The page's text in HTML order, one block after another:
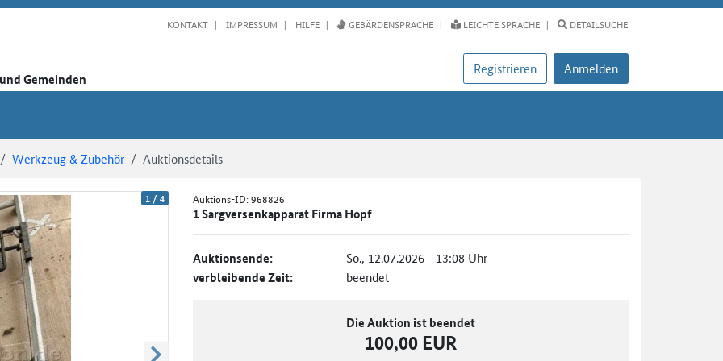
KONTAKT IMPRESSUM HILFE GEBÄRDENSPRACHE LEICHTE SPRACHE DETAILSUCHE
Gemeinden
Registrieren Anmelden
Werkzeug & Zubehör Auktionsdetails
1 /4 Auktions-ID:968826
1 Sargversenkapparat Firma Hopf
Auktionsende: So., 12.07.2026 - 13:08 Uhr
verbleibende Zeit: beendet
Die Auktion ist beendet
100,00 EUR